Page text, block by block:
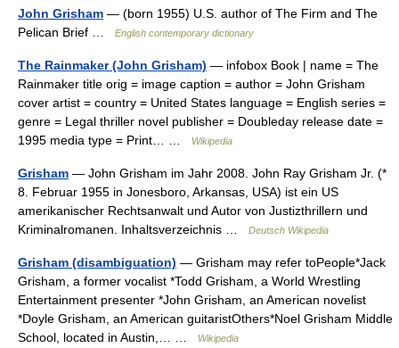
John Grisham — (born 1955) U.S. author of The Firm and The
Pelican Brief …
English contemporary dictionary
The Rainmaker (John Grisham) — infobox Book | name = The
Rainmaker title orig = image caption = author = John Grisham
cover artist = country = United States language = English series =
genre = Legal thriller novel publisher = Doubleday release date =
1995 media type = Print… …
Wikipedia
Grisham — John Grisham im Jahr 2008. John Ray Grisham Jr. (*
8. Februar 1955 in Jonesboro, Arkansas, USA) ist ein US
amerikanischer Rechtsanwalt und Autor von Justizthrillern und
Kriminalromanen. Inhaltsverzeichnis …
Deutsch Wikipedia
Grisham (disambiguation) — Grisham may refer toPeople*Jack
Grisham, a former vocalist *Todd Grisham, a World Wrestling
Entertainment presenter *John Grisham, an American novelist
*Doyle Grisham, an American guitaristOthers*Noel Grisham Middle
School, located in Austin,… …
Wikipedia